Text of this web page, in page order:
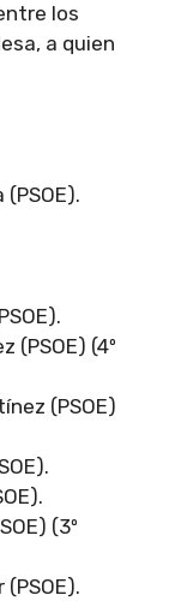
los
a quien
(PSOE) (4º
(PSOE)
(3º
(PSOE).